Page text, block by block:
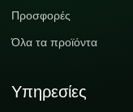
Προσφορές
Όλα τα προϊόντα
Υπηρεσίες